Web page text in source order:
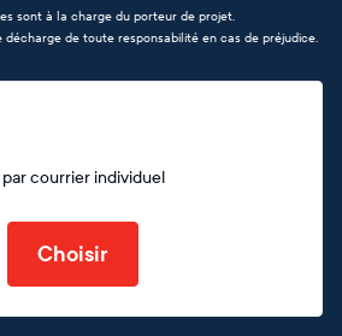
sont à la charge du porteur de projet.
décharge de toute responsabilité en cas de préjudice.
courrier individuel
Choisir